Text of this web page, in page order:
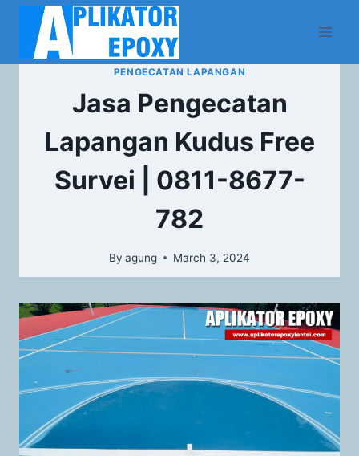
PENGECATAN LAPANGAN
Jasa Pengecatan
Lapangan Kudus Free
Survei | 0811-8677-
782
By agung March 3, 2024